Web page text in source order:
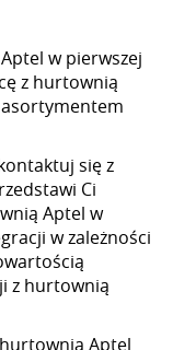
w pierwszej
z hurtownią
się z
Ci
Aptel w
w zależności
z hurtownią
Aptel